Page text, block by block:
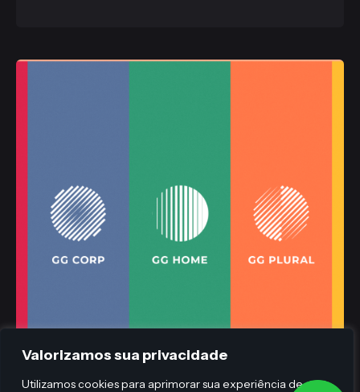
Valorizamos sua privacidade
Utilizamos cookies para aprimorar sua experiência de
Gaiofato & Galvão